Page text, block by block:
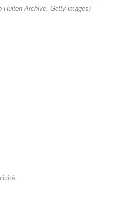
Hulton Archive. Getty images)